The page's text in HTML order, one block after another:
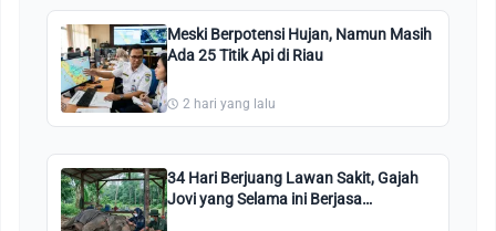
Meski Berpotensi Hujan, Namun Masih
Ada 25 Titik Api di Riau
2 hari yang lalu
34 Hari Berjuang Lawan Sakit, Gajah
Jovi yang Selama ini Berjasa